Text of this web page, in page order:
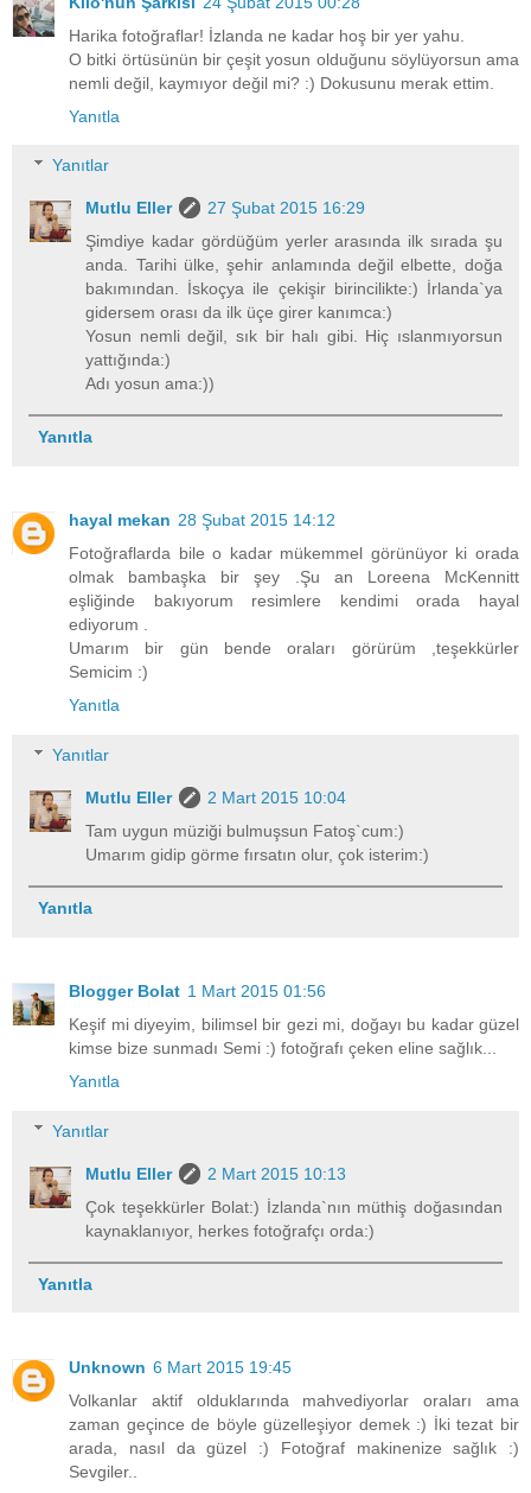
Harika fotoğraflar! İzlanda ne kadar hoş bir yer yahu.
O bitki örtüsünün bir çeşit yosun olduğunu söylüyorsun ama
nemli değil, kaymıyor değil mi? :) Dokusunu merak ettim.
Yanıtla
Yanıtlar
Mutlu Eller
27 Şubat 2015 16:29
Şimdiye kadar gördüğüm yerler arasında ilk sırada şu
anda. Tarihi ülke, şehir anlamında değil elbette, doğa
bakımından. İskoçya ile çekişir birincilikte:) İrlanda`ya
gidersem orası da ilk üçe girer kanımca:)
Yosun nemli değil, sık bir halı gibi. Hiç ıslanmıyorsun
yattığında:)
Adı yosun ama:))
Yanıtla
hayal mekan 28 Şubat 2015 14:12
Fotoğraflarda bile o kadar mükemmel görünüyor ki orada
olmak bambaşka bir şey .Şu an Loreena McKennitt
eşliğinde bakıyorum resimlere kendimi orada hayal
ediyorum .
Umarım bir gün bende oraları görürüm ,teşekkürler
Semicim :)
Yanıtla
Yanıtlar
Mutlu Eller
2 Mart 2015 10:04
Tam uygun müziği bulmuşsun Fatoş`cum:)
Umarım gidip görme fırsatın olur, çok isterim:)
Yanıtla
Blogger Bolat 1 Mart 2015 01:56
Keşif mi diyeyim, bilimsel bir gezi mi, doğayı bu kadar güzel
kimse bize sunmadı Semi :) fotoğrafı çeken eline sağlık...
Yanıtla
Yanıtlar
Mutlu Eller
2 Mart 2015 10:13
Çok teşekkürler Bolat:) İzlanda`nın müthiş doğasından
kaynaklanıyor, herkes fotoğrafçı orda:)
Yanıtla
Unknown 6 Mart 2015 19:45
Volkanlar aktif olduklarında mahvediyorlar oraları ama
zaman geçince de böyle güzelleşiyor demek :) İki tezat bir
arada, nasıl da güzel :) Fotoğraf makinenize sağlık :)
Sevgiler..